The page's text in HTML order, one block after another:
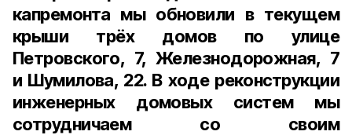
капремонта мы обновили в текущем
крыши трёх домов по улице
Петровского, 7, Железнодорожная, 7
и Шумилова, 22. В ходе реконструкции
инженерных домовых систем мы
сотрудничаем со своим